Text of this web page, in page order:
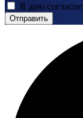
Я даю
Отправить